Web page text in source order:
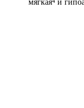
мягкая4 и